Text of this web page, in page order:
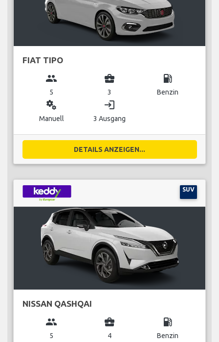
FIAT TIPO
group
5
business_center
3
local_gas_station
Benzin
miscellaneous_services
Manuell
login
3 Ausgang
DETAILS ANZEIGEN...
SUV
NISSAN QASHQAI
group
5
business_center
4
local_gas_station
Benzin